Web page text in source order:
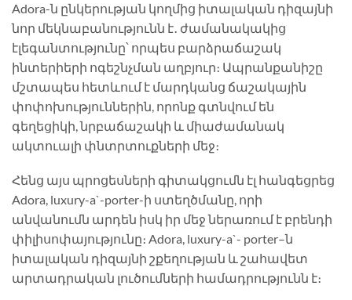
Adora-ն ընկերության կողմից իտալական դիզայնի
նոր մեկնաբանությունն է․ ժամանակակից
էլեգանտությունը՝ որպես բարձրաճաշակ
ինտերիերի ոգեշնչման աղբյուր։ Ապրանքանիշը
մշտապես հետևում է մարդկանց ճաշակային
փոփոխություններին, որոնք գտնվում են
գեղեցիկի, նրբաճաշակի և միաժամանակ
ակտուալի փնտրտուքների մեջ։
Հենց այս պրոցեսների գիտակցումն էլ հանգեցրեց
Adora, luxury-a`-porter-ի ստեղծմանը, որի
անվանումն արդեն իսկ իր մեջ ներառում է բրենդի
փիլիսոփայությունը։ Adora, luxury-a`- porter–ն
իտալական դիզայնի շքեղության և շահավետ
արտադրական լուծումների համադրությունն է։